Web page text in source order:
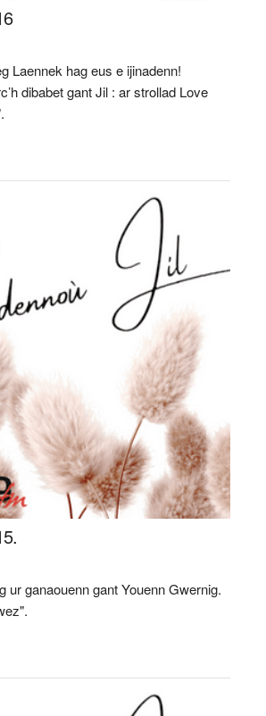
Laennek hag eus e ijinadenn!
dibabet gant Jil : ar strollad Love
ur ganaouenn gant Youenn Gwernig.